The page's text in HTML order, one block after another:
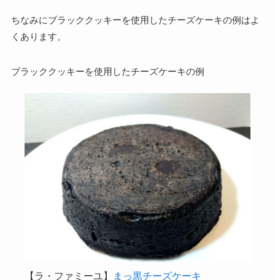
ちなみにブラッククッキーを使用したチーズケーキの例はよ
くあります。
ブラッククッキーを使用したチーズケーキの例
【ラ・ファミーユ】 まっ黒チーズケーキ